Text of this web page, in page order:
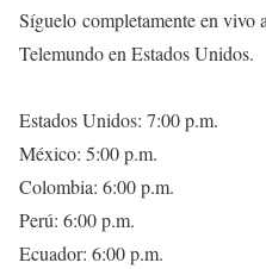
Síguelo completamente en vivo
Telemundo en Estados Unidos.
Estados Unidos: 7:00 p.m.
México: 5:00 p.m.
Colombia: 6:00 p.m.
Perú: 6:00 p.m.
Ecuador: 6:00 p.m.